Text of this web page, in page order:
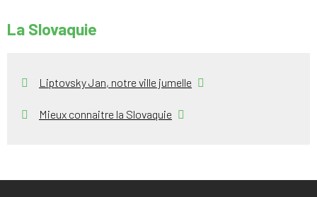
La Slovaquie
Liptovsky Jan, notre ville jumelle
Mieux connaitre la Slovaquie